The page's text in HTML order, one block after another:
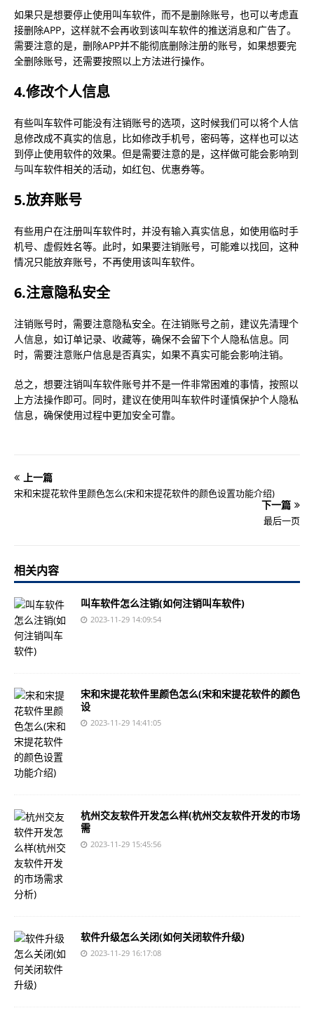
如果只是想要停止使用叫车软件，而不是删除账号，也可以考虑直
接删除APP，这样就不会再收到该叫车软件的推送消息和广告了。
需要注意的是，删除APP并不能彻底删除注册的账号，如果想要完
全删除账号，还需要按照以上方法进行操作。
4.修改个人信息
有些叫车软件可能没有注销账号的选项，这时候我们可以将个人信
息修改成不真实的信息，比如修改手机号，密码等，这样也可以达
到停止使用软件的效果。但是需要注意的是，这样做可能会影响到
与叫车软件相关的活动，如红包、优惠券等。
5.放弃账号
有些用户在注册叫车软件时，并没有输入真实信息，如使用临时手
机号、虚假姓名等。此时，如果要注销账号，可能难以找回，这种
情况只能放弃账号，不再使用该叫车软件。
6.注意隐私安全
注销账号时，需要注意隐私安全。在注销账号之前，建议先清理个
人信息，如订单记录、收藏等，确保不会留下个人隐私信息。同
时，需要注意账户信息是否真实，如果不真实可能会影响注销。
总之，想要注销叫车软件账号并不是一件非常困难的事情，按照以
上方法操作即可。同时，建议在使用叫车软件时谨慎保护个人隐私
信息，确保使用过程中更加安全可靠。
上一篇
宋和宋提花软件里颜色怎么(宋和宋提花软件的颜色设置功能介绍)
下一篇
最后一页
相关内容
叫车软件怎么注销(如何注销叫车软件)
2023-11-29 14:09:54
宋和宋提花软件里颜色怎么(宋和宋提花软件的颜色
设
2023-11-29 14:41:05
杭州交友软件开发怎么样(杭州交友软件开发的市场
需
2023-11-29 15:45:56
软件升级怎么关闭(如何关闭软件升级)
2023-11-29 16:17:08